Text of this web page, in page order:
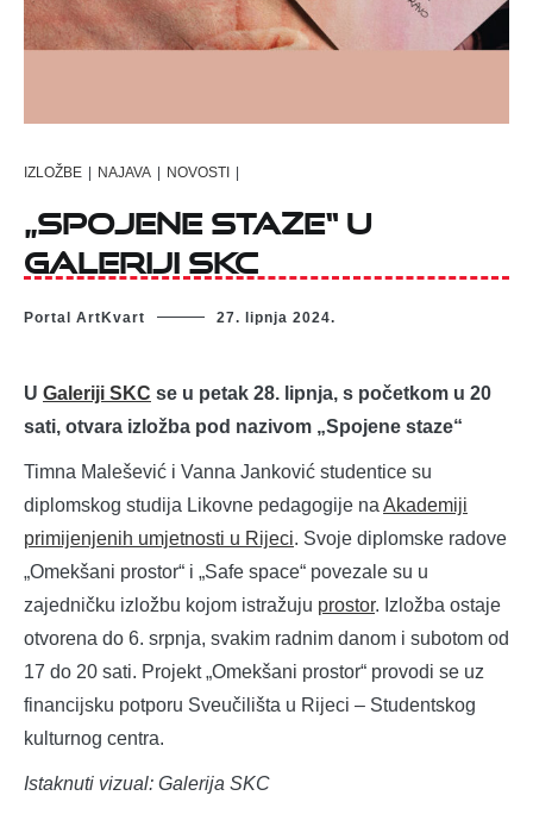
IZLOŽBE | NAJAVA | NOVOSTI |
„Spojene staze“ u
Galeriji SKC
Portal ArtKvart 27. lipnja 2024.
U Galeriji SKC se u petak 28. lipnja, s početkom u 20
sati, otvara izložba pod nazivom „Spojene staze“
Timna Malešević i Vanna Janković studentice su
diplomskog studija Likovne pedagogije na Akademiji
primijenjenih umjetnosti u Rijeci. Svoje diplomske radove
„Omekšani prostor“ i „Safe space“ povezale su u
zajedničku izložbu kojom istražuju prostor. Izložba ostaje
otvorena do 6. srpnja, svakim radnim danom i subotom od
17 do 20 sati. Projekt „Omekšani prostor“ provodi se uz
financijsku potporu Sveučilišta u Rijeci – Studentskog
kulturnog centra.
Istaknuti vizual: Galerija SKC